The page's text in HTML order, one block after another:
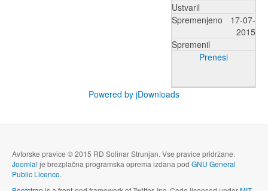
Ustvaril
Spremenjeno
17-07-
2015
Spremenil
Prenesi
Powered by jDownloads
Avtorske pravice © 2015 RD Solinar Strunjan. Vse pravice pridržane.
Joomla!je brezplačna programska oprema izdana pod GNU General
Public Licenco.